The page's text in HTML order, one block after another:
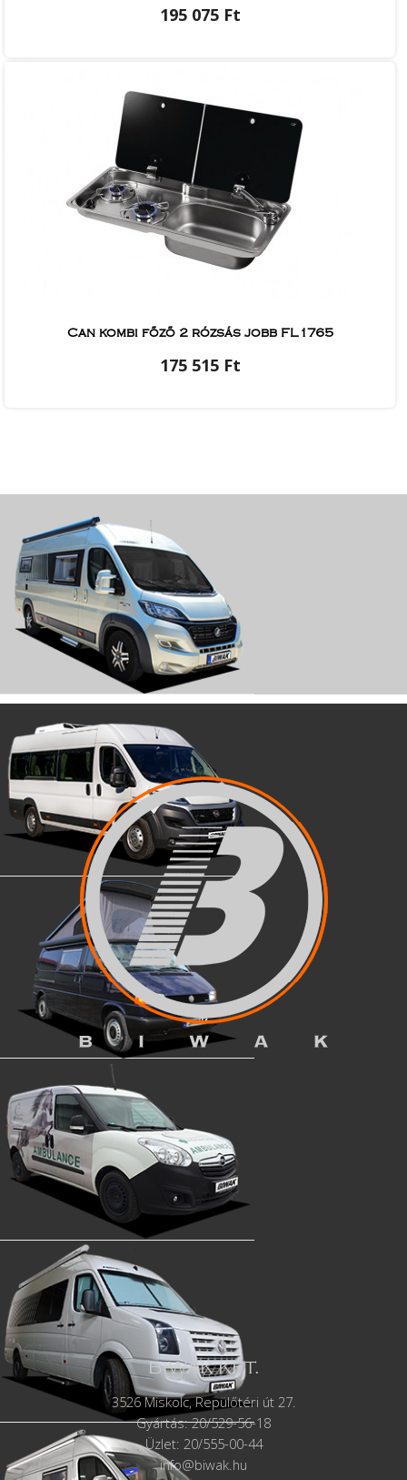
195 075 Ft
Can kombi főző 2 rózsás jobb FL1765
175 515 Ft
BIWAK KFT.
3526 Miskolc, Repülőtéri út 27.
Gyártás:20/529-56-18
Üzlet: 20/555-00-44
info@biwak.hu